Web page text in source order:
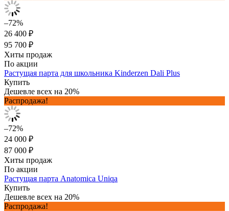
–72%
26 400 ₽
95 700 ₽
Хиты продаж
По акции
Растущая парта для школьника Kinderzen Dali Plus
Купить
Дешевле всех на 20%
Распродажа!
–72%
24 000 ₽
87 000 ₽
Хиты продаж
По акции
Растущая парта Anatomica Uniqa
Купить
Дешевле всех на 20%
Распродажа!